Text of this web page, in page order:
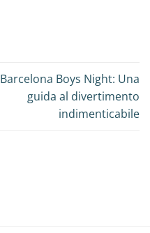
Barcelona Boys Night: Una
guida al divertimento
indimenticabile